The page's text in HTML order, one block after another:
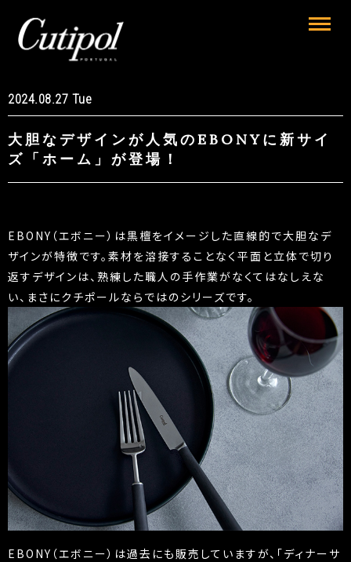
2024.08.27 Tue
大胆なデザインが人気のEBONYに新サイ
ズ「ホーム」が登場！
EBONY（エボニー）は黒檀をイメージした直線的で大胆なデ
ザインが特徴です。素材を溶接することなく平面と立体で切り
返すデザインは、熟練した職人の手作業がなくてはなしえな
い、まさにクチポールならではのシリーズです。
EBONY（エボニー）は過去にも販売していますが、「ディナーサ